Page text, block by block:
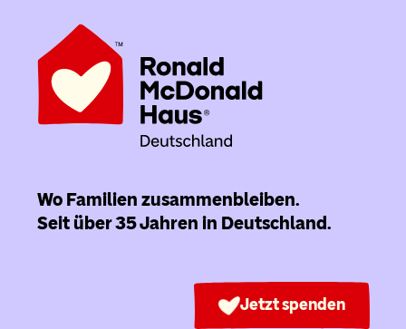
Wo Familien zusammenbleiben.
Seit über 35 Jahren in Deutschland.
Jetzt spenden